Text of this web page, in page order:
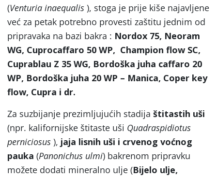
(Venturia inaequalis ), stoga je prije kiše najavljene
već za petak potrebno provesti zaštitu jednim od
pripravaka na bazi bakra : Nordox 75, Neoram
WG, Cuprocaffaro 50 WP, Champion flow SC,
Cuprablau Z 35 WG, Bordoška juha caffaro 20
WP, Bordoška juha 20 WP – Manica, Coper key
flow, Cupra i dr.
Za suzbijanje prezimljujućih stadija štitastih uši
(npr. kalifornijske štitaste uši Quadraspidiotus
perniciosus ), jaja lisnih uši i crvenog voćnog
pauka (Panonichus ulmi) bakrenom pripravku
možete dodati mineralno ulje (Bijelo ulje,